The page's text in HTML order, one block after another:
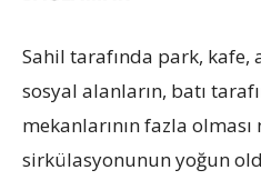
Sahil tarafında park, kafe,
sosyal alanların, batı
mekanlarının fazla
sirkülasyonunun yoğun